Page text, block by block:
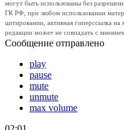
могут быть использованы без
ГК РФ, при любом использовании
цитировании, активная гиперссылка на
редакции может не совпадать с
Сообщение отправлено
play
pause
mute
unmute
max volume